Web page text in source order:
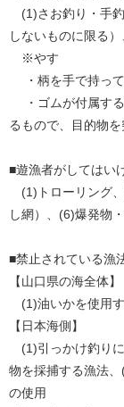
(1)さお釣り・手
しないものに限る
※やす
・柄を手で持って
・ゴムが付属する
るもので、目的物
■遊漁者がしてはい
(1)トローリング
し網）、(6)爆発物
■禁止されている漁
【山口県の海全体】
(1)油いかを使用
【日本海側】
(1)引っかけ釣り
物を採捕する漁法
の使用